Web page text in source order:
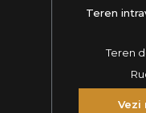
Teren
Teren
Vezi